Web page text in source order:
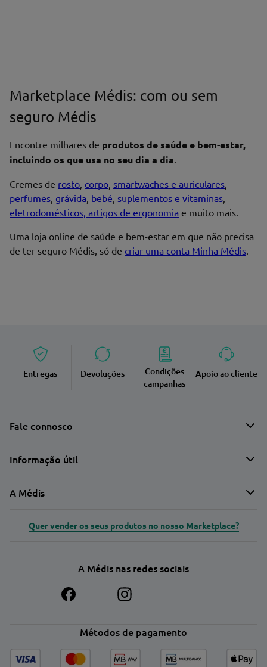
Nome*
Endereço de email
Marketplace Médis: com ou sem
seguro Médis
Encontre milhares de produtos de saúde e bem-estar,
incluindo os que usa no seu dia a dia.
Cremes de rosto, corpo, smartwaches e auriculares,
perfumes, grávida, bebé, suplementos e vitaminas,
eletrodomésticos, artigos de ergonomia e muito mais.
Uma loja online de saúde e bem-estar em que não precisa
de ter seguro Médis, só de criar uma conta Minha Médis.
Entregas Devoluções
Condições
campanhas
Apoio ao cliente
Fale connosco
Informação útil
A Médis
Quer vender os seus produtos no nosso Marketplace?
A Médis nas redes sociais
Métodos de pagamento